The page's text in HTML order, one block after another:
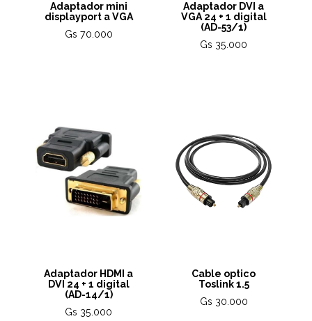
Adaptador mini
displayport a VGA
Gs 70.000
Adaptador DVI a
VGA 24 + 1 digital
(AD-53/1)
Gs 35.000
Adaptador HDMI a
DVI 24 + 1 digital
(AD-14/1)
Gs 35.000
Cable optico
Toslink 1.5
Gs 30.000